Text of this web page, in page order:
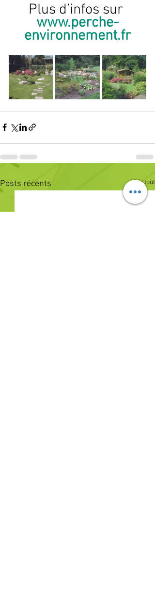
Plus d’infos sur
www.perche-
environnement.fr
Posts récents Voir tout